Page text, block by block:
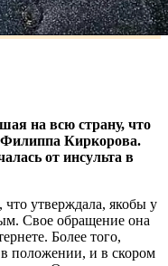
на всю страну, что
Киркорова.
от инсульта в
утверждала, якобы у
Свое обращение она
Более того,
в положении, и в скором